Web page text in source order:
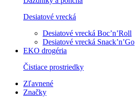
Desiatové vrecká
Desiatové vrecká Boc’n’Roll
Desiatové vrecká Snack’n’Go
EKO drogéria
Čistiace prostriedky
Zľavnené
Značky